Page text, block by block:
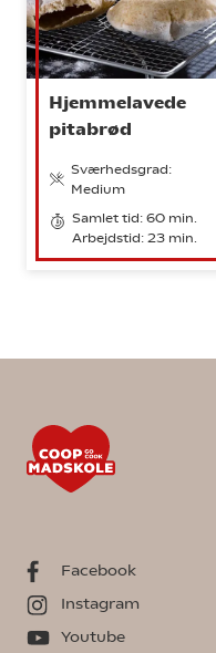
Hjemmelavede
pitabrød
Sværhedsgrad:
Medium
Samlet tid: 60 min.
Arbejdstid: 23 min.
Facebook
Instagram
Youtube